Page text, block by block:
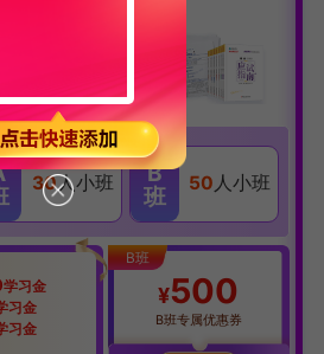
，分数爆炸式增长
30人小班
B
班
50 人小班
学习金
习金
习金
B班
¥500
B班专属优惠券